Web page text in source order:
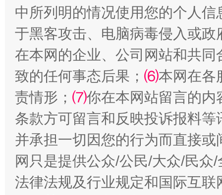
揭批美国五大"原罪" "炒
解纷+调解+退费，一次搞定
中所列明的情况使用您的个人
于黑客攻击、电脑病毒侵入或
在本网的企业、公司网站和共
致的任何事态后果； ⑹本网在各
责情形； ⑺你在本网站留言的内
条款方可留言和反映投诉报料
并承担一切因您的行为而直接
网只是提供公众/公民/大众/民
法律法规及行业规定和国际互